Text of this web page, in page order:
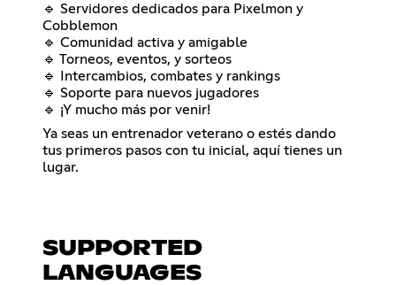
🔹 Servidores dedicados para Pixelmon y
Cobblemon
🔹 Comunidad activa y amigable
🔹 Torneos, eventos, y sorteos
🔹 Intercambios, combates y rankings
🔹 Soporte para nuevos jugadores
🔹 ¡Y mucho más por venir!
Ya seas un entrenador veterano o estés dando
tus primeros pasos con tu inicial, aquí tienes un
lugar.
SUPPORTED
LANGUAGES